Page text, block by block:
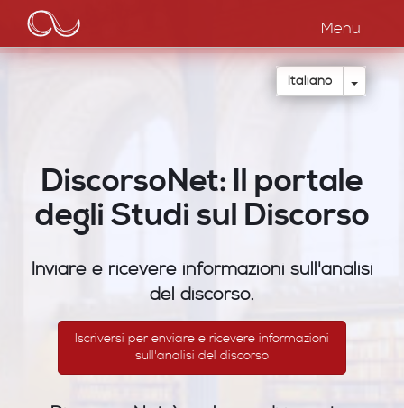
contenuto
principale
Main
navigation
Menu
Italiano Toggle
DiscorsoNet: Il portale
degli Studi sul Discorso
Inviare e ricevere informazioni sull'analisi
del discorso.
Iscriversi per enviare e ricevere informazioni
sull'analisi del discorso